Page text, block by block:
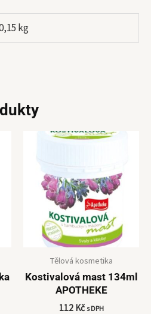
kg
Tělová kosmetika
Kostivalová mast 134ml
APOTHEKE
112 Kč s DPH